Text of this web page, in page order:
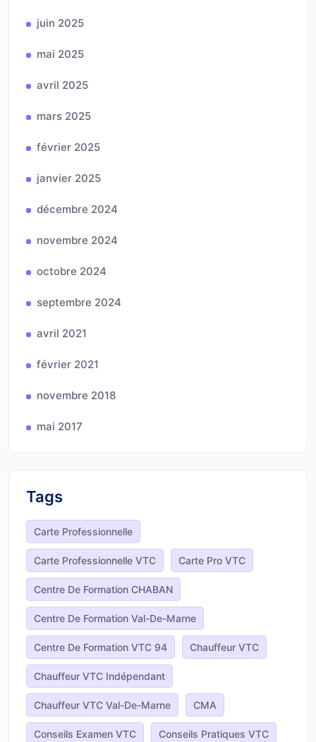
juin 2025
mai 2025
avril 2025
mars 2025
février 2025
janvier 2025
décembre 2024
novembre 2024
octobre 2024
septembre 2024
avril 2021
février 2021
novembre 2018
mai 2017
Tags
Carte Professionnelle
Carte Professionnelle VTC Carte Pro VTC
Centre De Formation CHABAN
Centre De Formation Val-De-Marne
Centre De Formation VTC 94 Chauffeur VTC
Chauffeur VTC Indépendant
Chauffeur VTC Val-De-Marne CMA
Conseils Examen VTC Conseils Pratiques VTC